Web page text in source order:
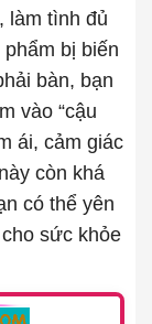
làm tình đủ
bị biến
bàn, bạn
vào “cậu
ái, cảm giác
còn khá
có thể yên
sức khỏe